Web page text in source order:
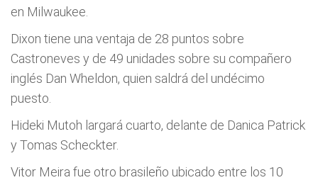
en Milwaukee.
Dixon tiene una ventaja de 28 puntos sobre
Castroneves y de 49 unidades sobre su compañero
inglés Dan Wheldon, quien saldrá del undécimo
puesto.
Hideki Mutoh largará cuarto, delante de Danica Patrick
y Tomas Scheckter.
Vitor Meira fue otro brasileño ubicado entre los 10